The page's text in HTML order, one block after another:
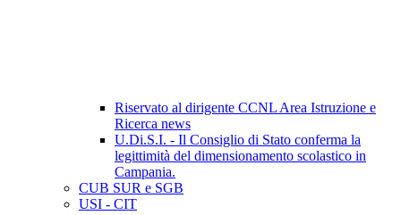
Riservato al dirigente CCNL Area Istruzione e
Ricerca news
U.Di.S.I. - Il Consiglio di Stato conferma la
legittimità del dimensionamento scolastico in
Campania.
CUB SUR e SGB
USI - CIT